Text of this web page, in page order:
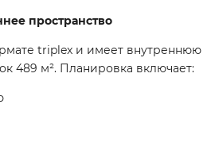
пространство
triplex и имеет внутреннюю
489 м². Планировка включает: